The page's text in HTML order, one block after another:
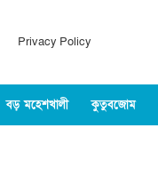
Privacy Policy
বড় মহেশখালী কুতুবজোম